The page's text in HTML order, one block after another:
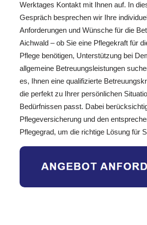
Werktages Kontakt mit Ihnen auf. In
Gespräch besprechen wir Ihre
Anforderungen und Wünsche für die
Aichwald – ob Sie eine Pflegekraft für
Pflege benötigen, Unterstützung bei
allgemeine Betreuungsleistungen
es, Ihnen eine qualifizierte
die perfekt zu Ihrer persönlichen
Bedürfnissen passt. Dabei
Pflegeversicherung und den
Pflegegrad, um die richtige Lösung für